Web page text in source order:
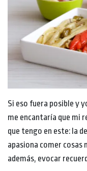
Si eso fuera posible y
me encantaría que mi
que tengo en este: la
apasiona comer
además, evocar